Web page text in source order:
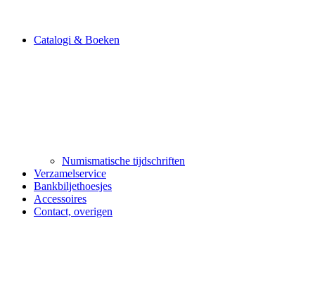
Catalogi & Boeken
Numismatische tijdschriften
Verzamelservice
Bankbiljethoesjes
Accessoires
Contact, overigen